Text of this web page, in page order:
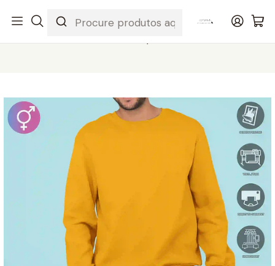
CASACOS, CAMISOLAS E CALÇAS
SWEAT HOMEM/UNISSEXO